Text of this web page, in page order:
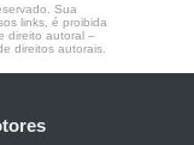
Sua
links, é proibida
direito autoral –
direitos autorais.